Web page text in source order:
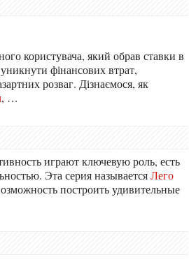
користувача, який обрав ставки в
фінансових втрат,
розваг. Дізнаємося, як
, …
Эта серия называетсяЛего
построить удивительные